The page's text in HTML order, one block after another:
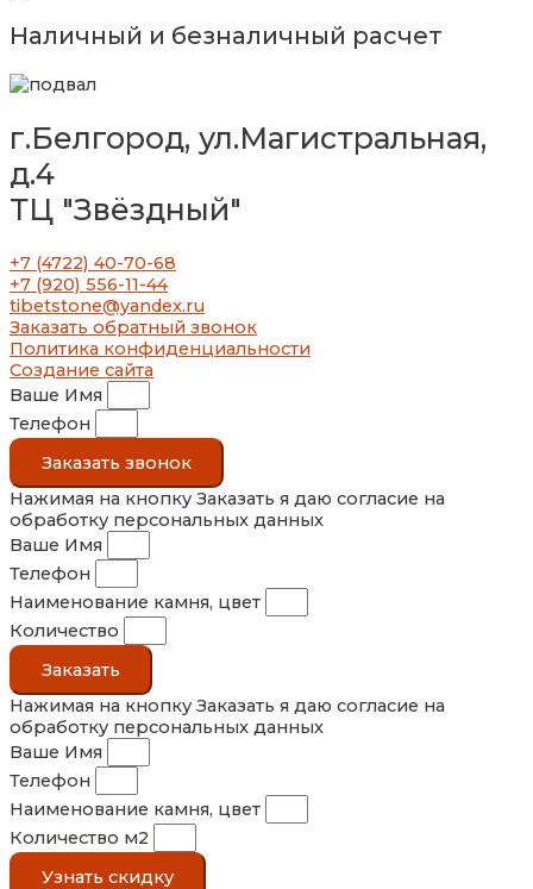
Наличный и безналичный расчет
г.Белгород, ул.Магистральная,
д.4
ТЦ "Звёздный"
+7 (4722) 40-70-68
+7 (920) 556-11-44
tibetstone@yandex.ru
Заказать обратный звонок
Политика конфиденциальности
Создание сайта
Ваше Имя
Телефон
Заказать звонок
Нажимая на кнопку Заказать я даю согласие на
обработку персональных данных
Ваше Имя
Телефон
Наименование камня, цвет
Количество
Заказать
Нажимая на кнопку Заказать я даю согласие на
обработку персональных данных
Ваше Имя
Телефон
Наименование камня, цвет
Количество м2
Узнать скидку